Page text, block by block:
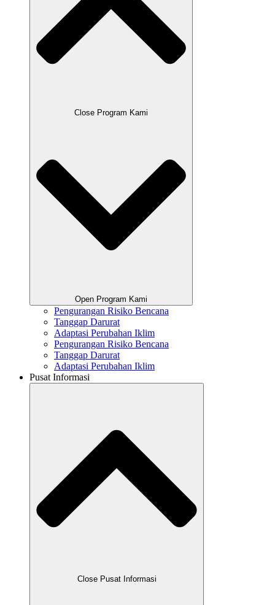
Close Program Kami
Open Program Kami
Pengurangan Risiko Bencana
Tanggap Darurat
Adaptasi Perubahan Iklim
Pengurangan Risiko Bencana
Tanggap Darurat
Adaptasi Perubahan Iklim
Pusat Informasi
Close Pusat Informasi